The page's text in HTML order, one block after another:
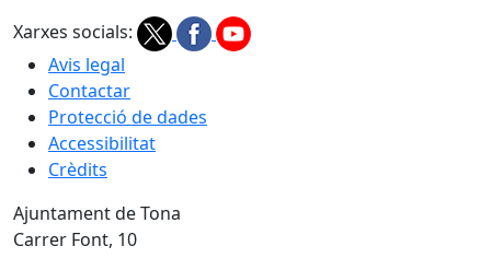
Xarxes socials:
Avis legal
Contactar
Protecció de dades
Accessibilitat
Crèdits
Ajuntament de Tona
Carrer Font, 10